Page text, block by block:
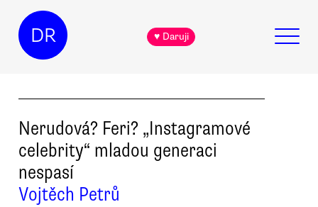
DR ♥ Daruji
Nerudová? Feri? „Instagramové
celebrity“ mladou generaci
nespasí
Vojtěch Petrů